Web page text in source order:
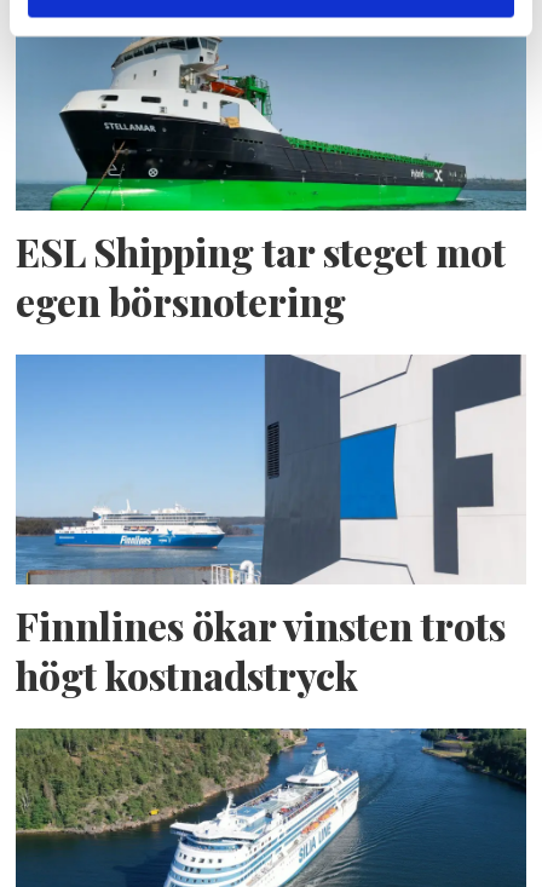
ESL Shipping tar steget mot
egen börsnotering
Finnlines ökar vinsten trots
högt kostnadstryck